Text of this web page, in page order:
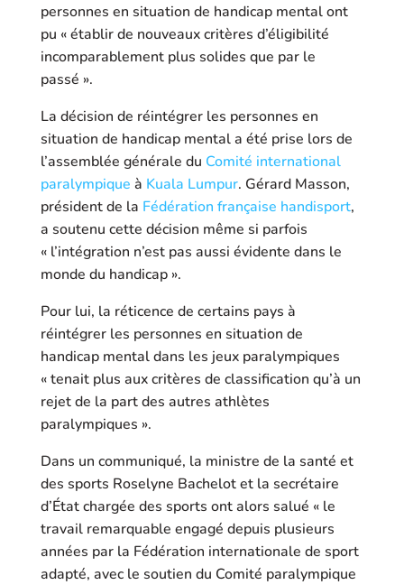
personnes en situation de handicap mental ont
pu « établir de nouveaux critères d’éligibilité
incomparablement plus solides que par le
passé ».
La décision de réintégrer les personnes en
situation de handicap mental a été prise lors de
l’assemblée générale du Comité international
paralympique à Kuala Lumpur. Gérard Masson,
président de la Fédération française handisport,
a soutenu cette décision même si parfois
« l’intégration n’est pas aussi évidente dans le
monde du handicap ».
Pour lui, la réticence de certains pays à
réintégrer les personnes en situation de
handicap mental dans les jeux paralympiques
« tenait plus aux critères de classification qu’à un
rejet de la part des autres athlètes
paralympiques ».
Dans un communiqué, la ministre de la santé et
des sports Roselyne Bachelot et la secrétaire
d’État chargée des sports ont alors salué « le
travail remarquable engagé depuis plusieurs
années par la Fédération internationale de sport
adapté, avec le soutien du Comité paralympique